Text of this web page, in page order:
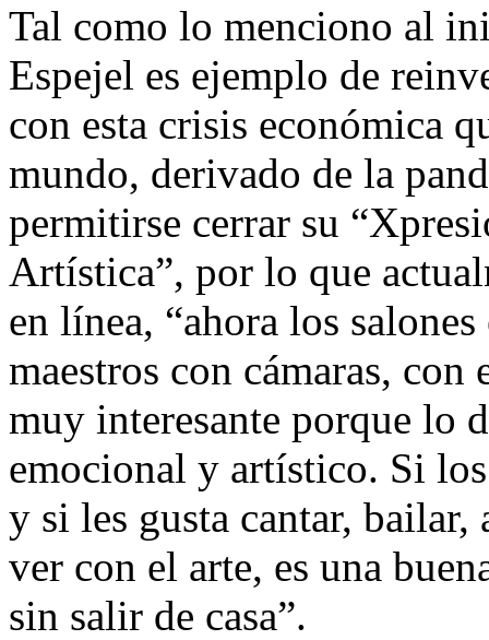
Tal como lo menciono al
Espejel es ejemplo de
con esta crisis económica
mundo, derivado de la
permitirse cerrar su
Artística”, por lo que
en línea, “ahora los
maestros con cámaras, con
muy interesante porque lo
emocional y artístico. Si
y si les gusta cantar,
ver con el arte, es una
sin salir de casa”.